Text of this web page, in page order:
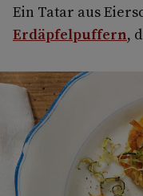
Ein Tatar aus
Erdäpfelpuffern,